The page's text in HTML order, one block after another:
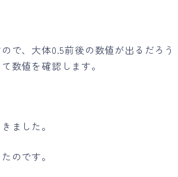
で、大体0.5前後の数値が出るだろう
数値を確認します。
ました。
のです。